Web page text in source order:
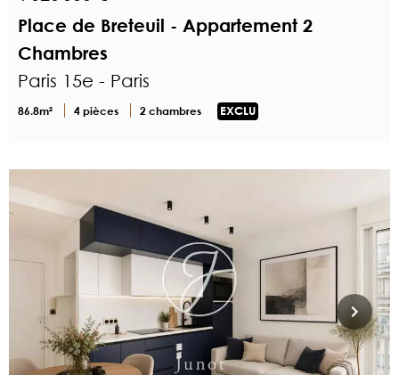
Place de Breteuil - Appartement 2
Chambres
Paris 15e - Paris
86.8m² 4 pièces 2 chambres EXCLU